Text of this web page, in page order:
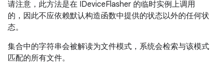
请注意，此方法是在 IDeviceFlasher 的临时实例上调用
的，因此不应依赖默认构造函数中提供的状态以外的任何状
态。
集合中的字符串会被解读为文件模式，系统会检索与该模式
匹配的所有文件。